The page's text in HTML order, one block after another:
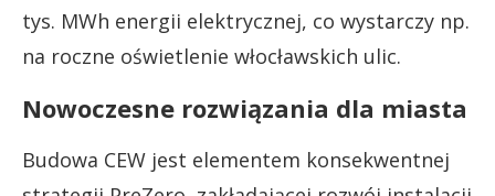
tys. MWh energii elektrycznej, co wystarczy np.
na roczne oświetlenie włocławskich ulic.
Nowoczesne rozwiązania dla miasta
Budowa CEW jest elementem konsekwentnej